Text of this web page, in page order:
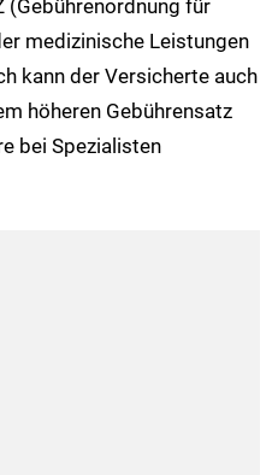
(Gebührenordnung für
medizinische Leistungen
kann der Versicherte auch
höheren Gebührensatz
bei Spezialisten